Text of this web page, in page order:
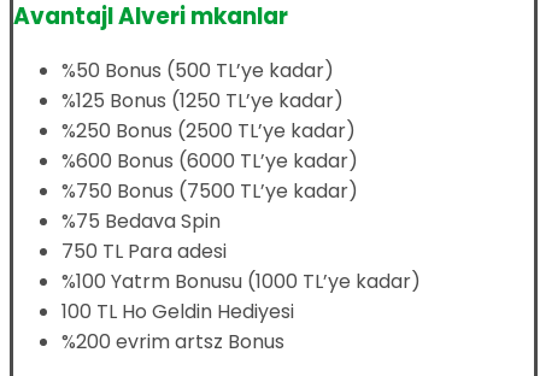
Avantajl Alveri mkanlar
%50 Bonus (500 TL’ye kadar)
%125 Bonus (1250 TL’ye kadar)
%250 Bonus (2500 TL’ye kadar)
%600 Bonus (6000 TL’ye kadar)
%750 Bonus (7500 TL’ye kadar)
%75 Bedava Spin
750 TL Para adesi
%100 Yatrm Bonusu (1000 TL’ye kadar)
100 TL Ho Geldin Hediyesi
%200 evrim artsz Bonus